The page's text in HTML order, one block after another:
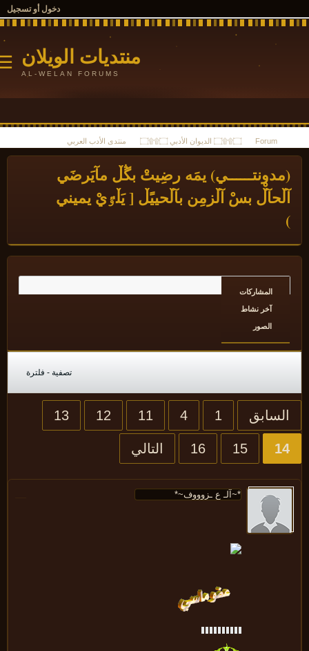
دخول أو تسجيل
منتديات الويلان
AL-WELAN FORUMS
☰
۝۩۩۝ الديوان الأدبي ۝۩۩۝ منتدى الأدب العربي
يمَه رضِيتْ بڴڵ مآيَرضَي
بسْ آڵزمِن بآڵحييًڵ [ يَڵٷيْ يميني
المشاركات
آخر نشاط
تصفية - فلترة
التالي